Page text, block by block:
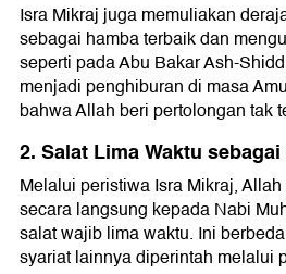
Isra Mikraj juga memuliakan
sebagai hamba terbaik dan
seperti pada Abu Bakar Ash-
menjadi penghiburan di masa
bahwa Allah beri pertolongan tak
2. Salat Lima Waktu
Melalui peristiwa Isra Mikraj,
secara langsung kepada Nabi
salat wajib lima waktu. Ini
syariat lainnya diperintah melalui